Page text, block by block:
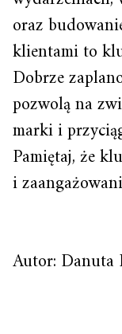
oraz
klientami to
Dobrze
pozwolą na
marki i
Pamiętaj, że
i
Autor: Danuta